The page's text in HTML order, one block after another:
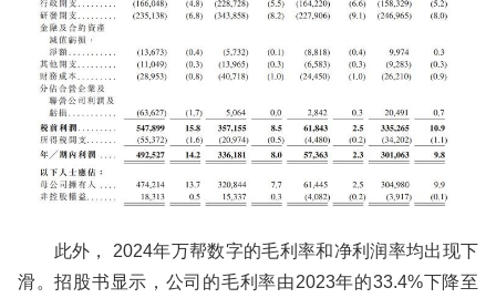
此外， 2024年万帮数字的毛利率和净利润率均出现下
滑。招股书显示，公司的毛利率由2023年的33.4%下降至